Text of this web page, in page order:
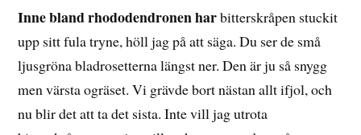
Inne bland rhododendronen harbitterskråpen stuckit
upp sitt fula tryne, höll jag på att säga. Du ser de små
ljusgröna bladrosetterna längst ner. Den är ju så snygg
men värsta ogräset. Vi grävde bort nästan allt ifjol, och
nu blir det att ta det sista. Inte vill jag utrota